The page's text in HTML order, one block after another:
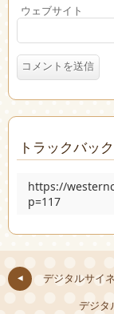
ウェブサイト
トラックバッ
https://
p=117
デジタルサイ
デジタ